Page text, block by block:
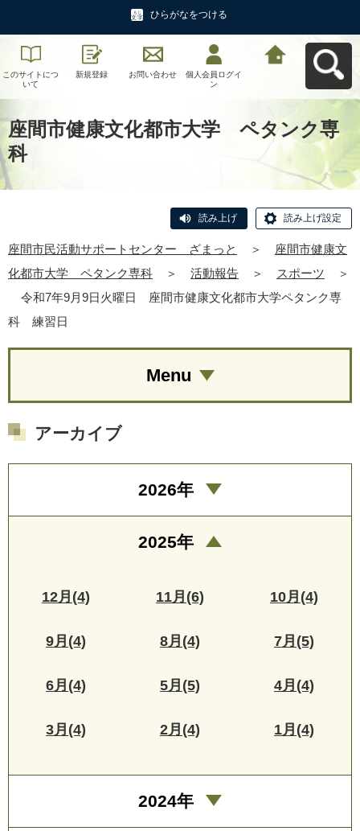
ひらがなをつける
このサイトにつ
いて
新規登録 お問い合わせ
個人会員ログイ
ン
座間市健康文化都市大学 ペタンク専
科
読み上げ 読み上げ設定
座間市民活動サポートセンター ざまっと ＞
座間市健康文
化都市大学 ペタンク専科
＞ 活動報告 ＞ スポーツ
＞
令和7年9月9日火曜日 座間市健康文化都市大学ペタンク専
科 練習日
Menu
アーカイブ
2026年
2025年
12月(4) 11月(6) 10月(4)
9月(4) 8月(4) 7月(5)
6月(4) 5月(5) 4月(4)
3月(4) 2月(4) 1月(4)
2024年